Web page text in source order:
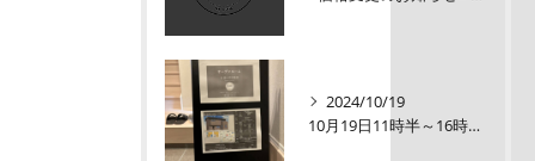
2024/10/19
10月19日11時半～16時00【オープンルーム】伏見区醍醐大構町新築戸建